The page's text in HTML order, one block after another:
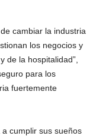
cambiar la industria
los negocios y
de la hospitalidad”,
para los
fuertemente
cumplir sus sueños